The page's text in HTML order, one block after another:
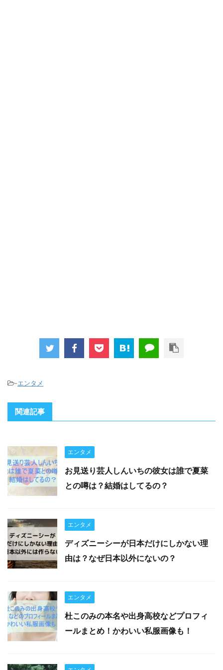
-エンタメ
関連記事
エンタメ
お見送り芸人しんいちの彼女は誰で夏菜
との噂は？結婚はしてるの？
エンタメ
ディズニーシーが日本だけにしかない理
由は？なぜ日本以外にないの？
エンタメ
杜このみの本名や出身高校などプロフィ
ールまとめ！かわいい私服画像も！